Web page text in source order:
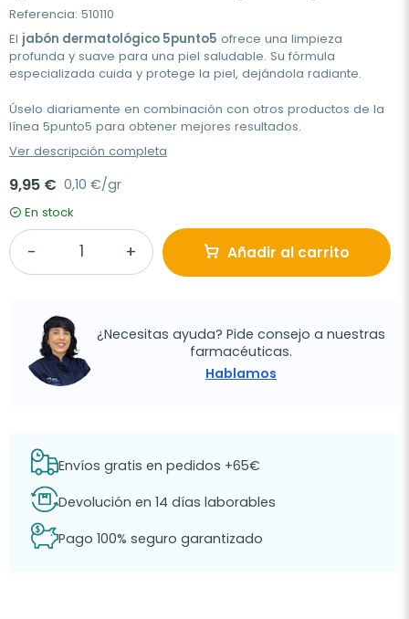
Referencia: 510110
El jabón dermatológico 5punto5 ofrece una limpieza
profunda y suave para una piel saludable. Su fórmula
especializada cuida y protege la piel, dejándola radiante.
Úselo diariamente en combinación con otros productos de la
línea 5punto5 para obtener mejores resultados.
Ver descripción completa
9,95 € 0,10 €/gr
En stock
Añadir al carrito
¿Necesitas ayuda? Pide consejo a nuestras
farmacéuticas.
Hablamos
Envíos gratis en pedidos +65€
Devolución en 14 días laborables
Pago 100% seguro garantizado